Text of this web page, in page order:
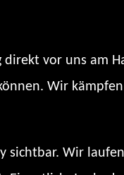
vor uns am
Wir
sichtbar. Wir